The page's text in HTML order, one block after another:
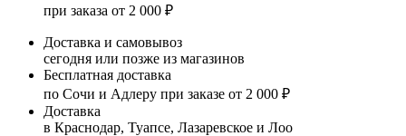
при заказа от 2 000 ₽
Доставка и самовывоз
сегодня или позже из магазинов
Бесплатная доставка
по Сочи и Адлеру при заказе от 2 000 ₽
Доставка
в Краснодар, Туапсе, Лазаревское и Лоо